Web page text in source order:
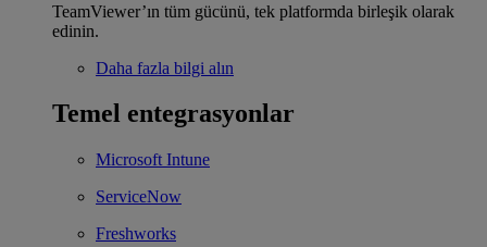
TeamViewer’ın tüm gücünü, tek platformda birleşik olarak
edinin.
Daha fazla bilgi alın
Temel entegrasyonlar
Microsoft Intune
ServiceNow
Freshworks